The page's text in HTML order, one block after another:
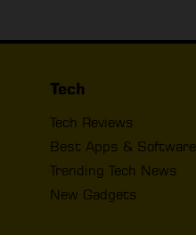
Tech
Tech Reviews
Best Apps & Software
Trending Tech News
New Gadgets